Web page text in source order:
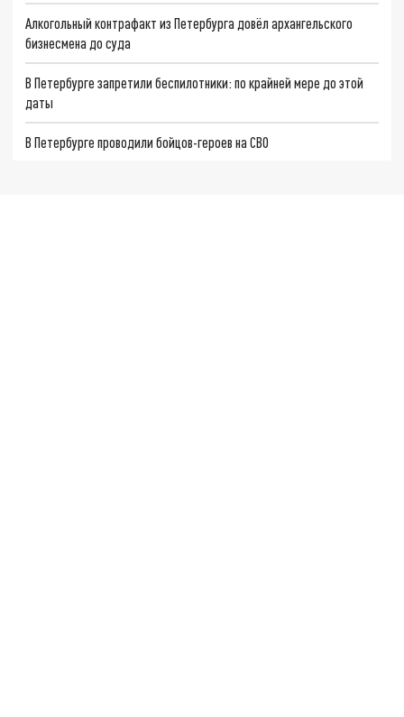
Алкогольный контрафакт из Петербурга довёл архангельского
бизнесмена до суда
В Петербурге запретили беспилотники: по крайней мере до этой
даты
В Петербурге проводили бойцов-героев на СВО